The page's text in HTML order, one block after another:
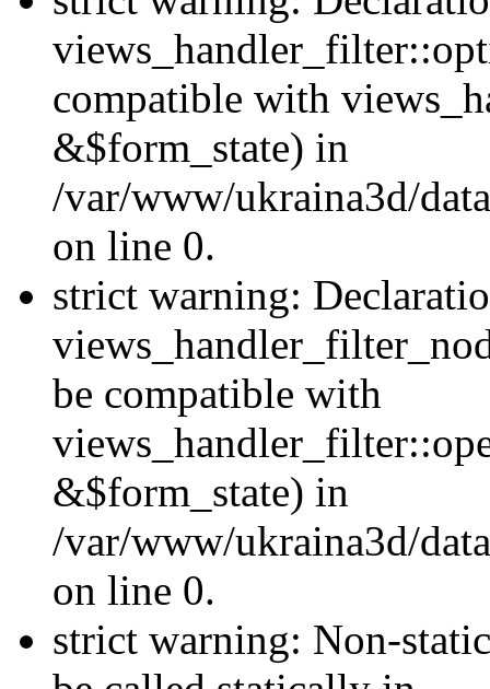
compatible with
&$form_state) in
/var/www/ukraina3d/
on line 0.
strict warning:
be compatible with
&$form_state) in
/var/www/ukraina3d/
on line 0.
strict warning: Non-